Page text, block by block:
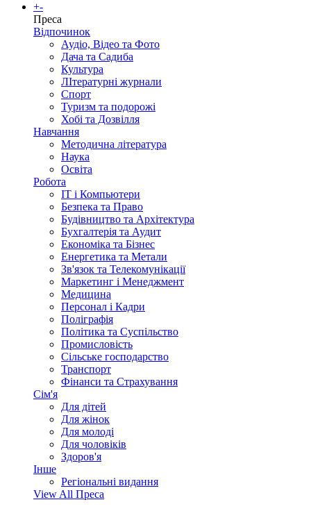
+-
Преса
Відпочинок
Аудіо, Відео та Фото
Дача та Садиба
Культура
ЛІтературні журнали
Спорт
Туризм та подорожі
Хобі та Дозвілля
Навчання
Методична література
Наука
Освіта
Робота
IT і Компьютери
Безпека та Право
Будівництво та Архітектура
Бухгалтерія та Аудит
Економіка та Бізнес
Енергетика та Метали
Зв'язок та Телекомунікації
Маркетинг і Менеджмент
Медицина
Персонал і Кадри
Поліграфія
Політика та Суспільство
Промисловість
Сільське господарство
Транспорт
Фінанси та Страхування
Сім'я
Для дітей
Для жінок
Для молоді
Для чоловіків
Здоров'я
Інше
Регіональні видання
View All Преса